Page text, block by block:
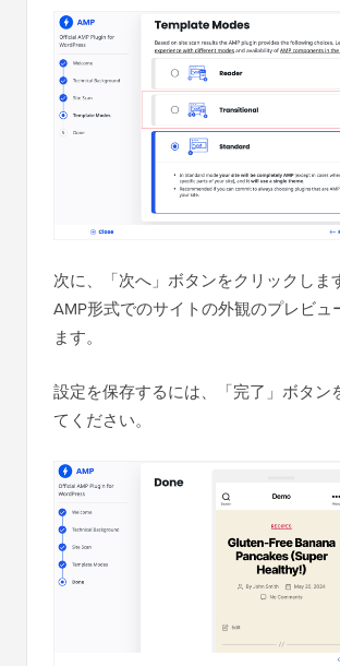
次に、「次へ」ボタンをクリックしま
AMP形式でのサイトの外観のプレビュ
ます。
設定を保存するには、「完了」ボタン
てください。